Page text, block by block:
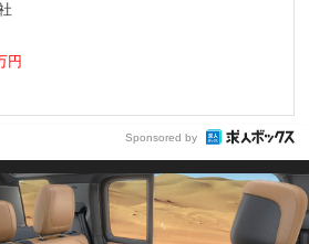
円
Sponsored by